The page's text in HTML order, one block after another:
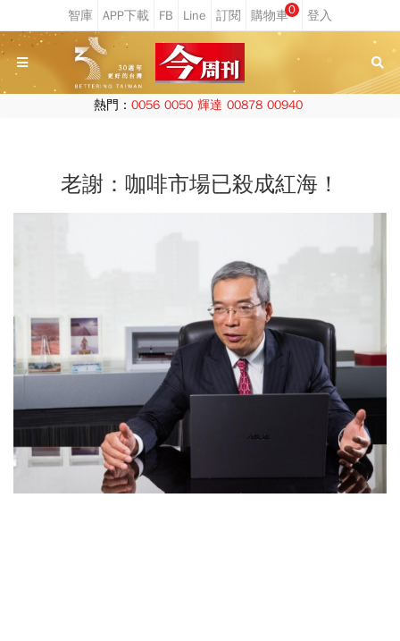
0
熱門： 0056 0050 輝達 00878 00940
老謝：咖啡市場已殺成紅海！